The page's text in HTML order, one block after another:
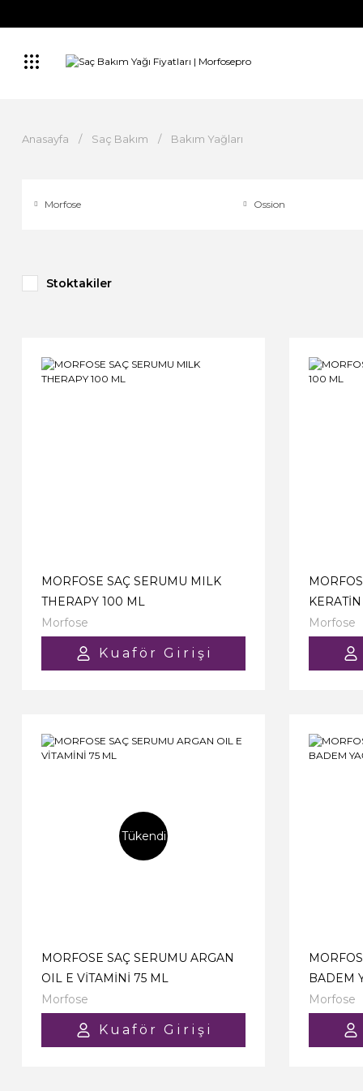
Anasayfa Saç Bakım Bakım Yağları
Morfose Ossion
Stoktakiler
MORFOSE SAÇ SERUMU MILK
THERAPY 100 ML
Morfose
Kuaför Girişi
Morfose
Tükendi
MORFOSE SAÇ SERUMU ARGAN
OIL E VİTAMİNİ 75 ML
Morfose
Kuaför Girişi
BADEM
Morfose